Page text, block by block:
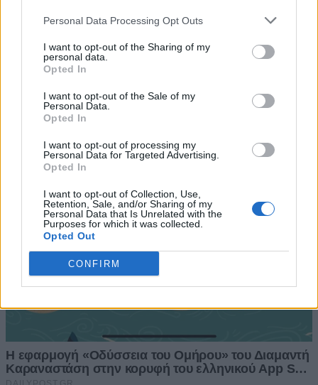
Personal Data Processing Opt Outs
I want to opt-out of the Sharing of my
personal data.
Opted In
I want to opt-out of the Sale of my
Personal Data.
Opted In
I want to opt-out of processing my
Personal Data for Targeted Advertising.
Opted In
I want to opt-out of Collection, Use,
Retention, Sale, and/or Sharing of my
Personal Data that Is Unrelated with the
Purposes for which it was collected.
Opted Out
CONFIRM